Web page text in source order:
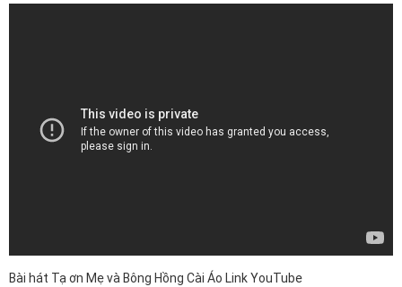
Bài hát Tạ ơn Mẹ và Bông Hồng Cài Áo Link YouTube